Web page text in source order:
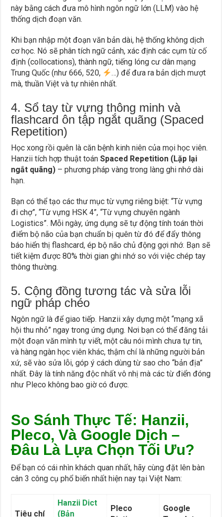
này bằng cách đưa mô hình ngôn ngữ lớn (LLM) vào hệ
thống dịch đoạn văn.
Khi bạn nhập một đoạn văn bản dài, hệ thống không dịch
cơ học. Nó sẽ phân tích ngữ cảnh, xác định các cụm từ cố
định (collocations), thành ngữ, tiếng lóng cư dân mạng
Trung Quốc (như 666, 520,
…) để đưa ra bản dịch mượt
mà, thuần Việt và tự nhiên nhất.
4. Sổ tay từ vựng thông minh và
flashcard ôn tập ngắt quãng (Spaced
Repetition)
Học xong rồi quên là căn bệnh kinh niên của mọi học viên.
Hanzii tích hợp thuật toánSpaced Repetition (Lặp lại
ngắt quãng) – phương pháp vàng trong làng ghi nhớ dài
hạn.
Bạn có thể tạo các thư mục từ vựng riêng biệt: “Từ vựng
đi chợ”, “Từ vựng HSK 4”, “Từ vựng chuyên ngành
Logistics”. Mỗi ngày, ứng dụng sẽ tự động tính toán thời
điểm bộ não của bạn chuẩn bị quên từ đó để đẩy thông
báo hiển thị flashcard, ép bộ não chủ động gợi nhớ. Bạn sẽ
tiết kiệm được 80% thời gian ghi nhớ so với việc chép tay
thông thường.
5. Cộng đồng tương tác và sửa lỗi
ngữ pháp chéo
Ngôn ngữ là để giao tiếp. Hanzii xây dựng một “mạng xã
hội thu nhỏ” ngay trong ứng dụng. Nơi bạn có thể đăng tải
một đoạn văn mình tự viết, một câu nói mình chưa tự tin,
và hàng ngàn học viên khác, thậm chí là những người bản
xứ, sẽ vào sửa lỗi, góp ý cách dùng từ sao cho “bản địa”
nhất. Đây là tính năng độc nhất vô nhị mà các từ điển đóng
như Pleco không bao giờ có được.
So Sánh Thực Tế: Hanzii,
Pleco, Và Google Dịch –
Đâu Là Lựa Chọn Tối Ưu?
Để bạn có cái nhìn khách quan nhất, hãy cùng đặt lên bàn
cân 3 công cụ phổ biến nhất hiện nay tại Việt Nam:
Tiêu chí
Hanzii Dict
(Bản
Pleco
Google